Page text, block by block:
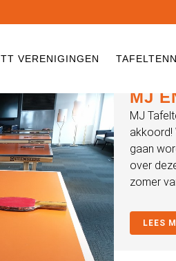
TT VERENIGINGEN
MJ
MJ
akkoord!
gaan
over
zomer
LEES